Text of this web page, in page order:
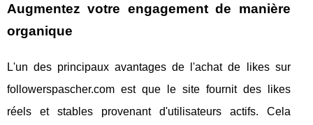
Augmentez votre engagement de manière
organique
L'un des principaux avantages de l'achat de likes sur
followerspascher.com est que le site fournit des likes
réels et stables provenant d'utilisateurs actifs. Cela